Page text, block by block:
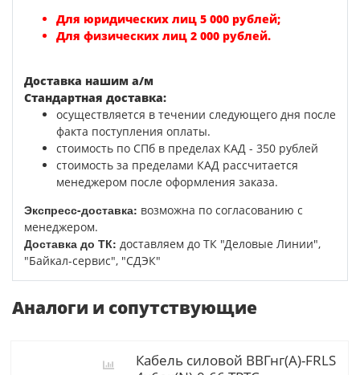
Для юридических лиц 5 000 рублей;
Для физических лиц 2 000 рублей.
Доставка нашим а/м
Стандартная доставка:
осуществляется в течении следующего дня после
факта поступления оплаты.
стоимость по СПб в пределах КАД - 350 рублей
стоимость за пределами КАД рассчитается
менеджером после оформления заказа.
Экспресс-доставка: возможна по согласованию с
менеджером.
Доставка до ТК: доставляем до ТК "Деловые Линии",
"Байкал-сервис", "СДЭК"
Аналоги и сопутствующие
Кабель силовой ВВГнг(А)-FRLS